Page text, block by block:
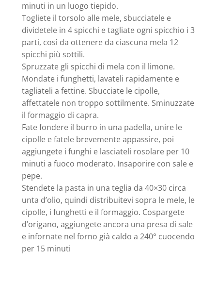
minuti in un luogo tiepido.
Togliete il torsolo alle mele, sbucciatele e
dividetele in 4 spicchi e tagliate ogni spicchio i 3
parti, così da ottenere da ciascuna mela 12
spicchi più sottili.
Spruzzate gli spicchi di mela con il limone.
Mondate i funghetti, lavateli rapidamente e
tagliateli a fettine. Sbucciate le cipolle,
affettatele non troppo sottilmente. Sminuzzate
il formaggio di capra.
Fate fondere il burro in una padella, unire le
cipolle e fatele brevemente appassire, poi
aggiungete i funghi e lasciateli rosolare per 10
minuti a fuoco moderato. Insaporire con sale e
pepe.
Stendete la pasta in una teglia da 40×30 circa
unta d’olio, quindi distribuitevi sopra le mele, le
cipolle, i funghetti e il formaggio. Cospargete
d’origano, aggiungete ancora una presa di sale
e infornate nel forno già caldo a 240° cuocendo
per 15 minuti